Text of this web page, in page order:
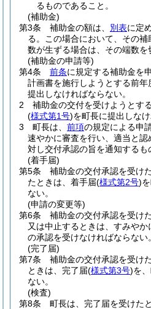
るものであること。
(補助金)
第3条
補助金の額は、 別表に定
る。
この場合において、その
数が生ずる場合は、その端数を
(補助金の申請等)
第4条
前条に規定する補助金を
計画書を施行しようとする前
提出しなければならない。
2
補助金の交付を受けようとす
(様式第1号)を町長に提出しなけ
3
町長は、 前項の規定による申
速やかに審査を行い、適当と
対し交付承認の旨を通知するも
(着手届)
第5条
補助金の交付承認を受け
たときは、着手届(様式第2号)
ない。
(申請の変更等)
第6条
補助金の交付承認を受け
又は中止するときは、すみや
の承認を受けなければならない。
(完了届)
第7条
補助金の交付承認を受け
ときは、完了届(様式第3号)を
ない。
(検査)
第8条
町長は、完了届を受けた